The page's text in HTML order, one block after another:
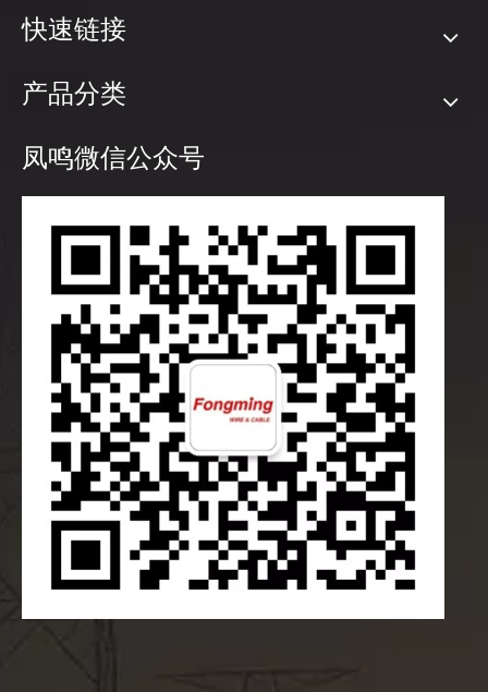
J型 j类型
型j热电偶电缆
快速链接
产品分类
凤鸣微信公众号